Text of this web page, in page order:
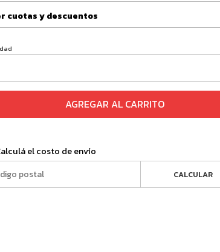
cuotas y descuentos
AGREGAR AL CARRITO
el costo de envío
CALCULAR